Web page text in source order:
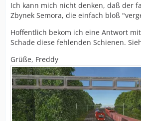
Ich kann mich nicht denken, daß der
Zbynek Semora, die einfach bloß
Hoffentlich bekom ich eine Antwort
Schade diese fehlenden Schienen.
Grüße, Freddy